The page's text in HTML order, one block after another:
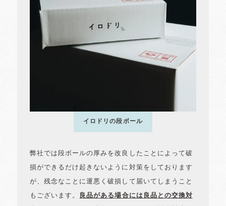
イロドリの段ボール
弊社では段ボールの厚みを改良したことによって破
損ができるだけ起きないように対策をしております
が、残念なことに運悪く破損して届いてしまうこと
もございます。 良品がある場合には良品との交換対